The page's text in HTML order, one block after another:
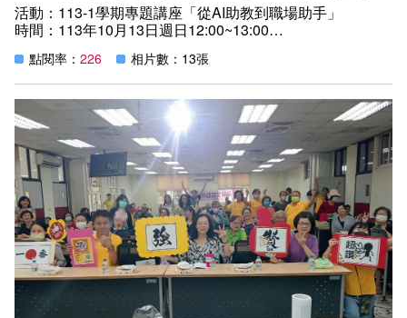
活動：113-1學期專題講座「從AI助教到職場助手」
時間：113年10月13日週日12:00~13:00
紀實：
邀請中國文化大學日本語文學系副教授黃金堂老師主講「從
AI助教到職場助手：人工智慧如何全方位提升日語學習效果
與職場競爭力」，分享如何運用神助教AI提升日文學習力與
工作效能，讓AI成為左右手，正確駕馭新工具俾利汲取學習
新知，跨域拓展。本次演講吸引近80位同學參加，座無虛
席，反應熱烈，師生受益良多。
點閱率： 226 相片數：13張